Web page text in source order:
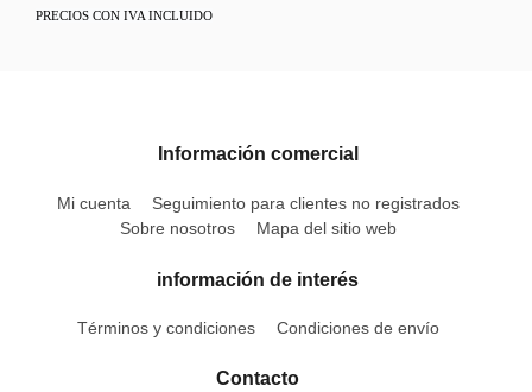
PRECIOS CON IVA INCLUIDO
Información comercial
Mi cuenta
Seguimiento para clientes no registrados
Sobre nosotros
Mapa del sitio web
información de interés
Términos y condiciones Condiciones de envío
Contacto